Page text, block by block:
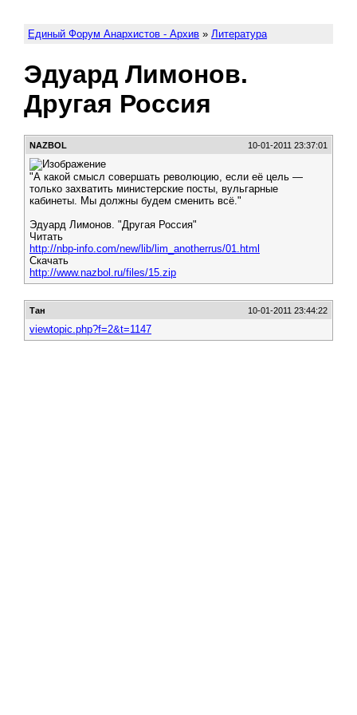
Единый Форум Анархистов - Архив » Литература
Эдуард Лимонов.
Другая Россия
NAZBOL 10-01-2011 23:37:01
"А какой смысл совершать революцию, если её цель —
только захватить министерские посты, вульгарные
кабинеты. Мы должны будем сменить всё."
Эдуард Лимонов. "Другая Россия"
Читать
http://nbp-info.com/new/lib/lim_anotherrus/01.html
Скачать
http://www.nazbol.ru/files/15.zip
Тан 10-01-2011 23:44:22
viewtopic.php?f=2&t=1147